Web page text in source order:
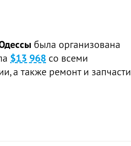
была организована
$13 968 со всеми
а также ремонт и запчасти